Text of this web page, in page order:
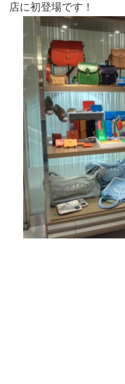
店に初登場です！